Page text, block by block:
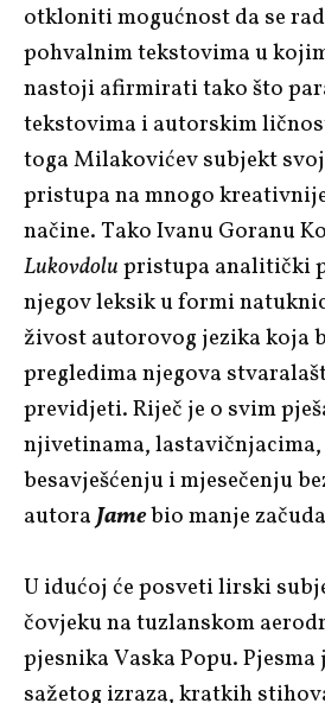
otkloniti mogućnost da se
pohvalnim tekstovima u
nastoji afirmirati tako što
tekstovima i autorskim
toga Milakovićev subjekt
pristupa na mnogo
načine. Tako Ivanu Goranu
Lukovdolupristupa analitički
njegov leksik u formi
živost autorovog jezika koja
pregledima njegova
previdjeti. Riječ je o svim
njivetinama,
besavješćenju i mjesečenju
autoraJamebio manje
U idućoj će posveti lirski
čovjeku na tuzlanskom
pjesnika Vaska Popu. Pjesma
sažetog izraza, kratkih